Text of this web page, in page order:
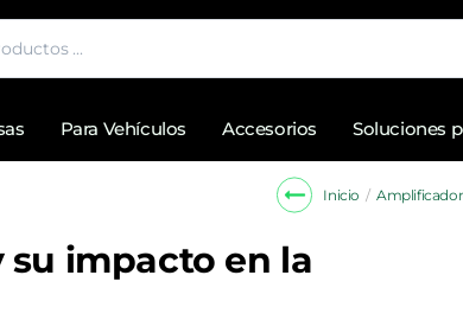
Para Vehículos Accesorios Soluciones
Inicio
su impacto en la